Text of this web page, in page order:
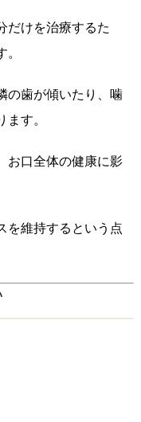
だけを治療するた
の歯が傾いたり、噛
す。
お口全体の健康に影
を維持するという点